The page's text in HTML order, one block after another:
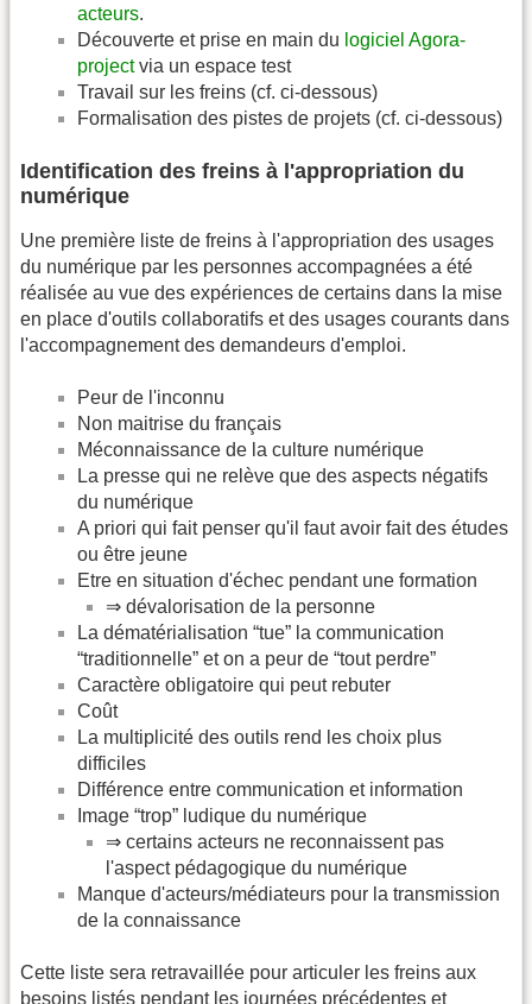
acteurs.
Découverte et prise en main du logiciel Agora-
projectvia un espace test
Travail sur les freins (cf. ci-dessous)
Formalisation des pistes de projets (cf. ci-dessous)
Identification des freins à l'appropriation du
numérique
Une première liste de freins à l'appropriation des usages
du numérique par les personnes accompagnées a été
réalisée au vue des expériences de certains dans la mise
en place d'outils collaboratifs et des usages courants dans
l'accompagnement des demandeurs d'emploi.
Peur de l'inconnu
Non maitrise du français
Méconnaissance de la culture numérique
La presse qui ne relève que des aspects négatifs
du numérique
A priori qui fait penser qu'il faut avoir fait des études
ou être jeune
Etre en situation d'échec pendant une formation
⇒ dévalorisation de la personne
La dématérialisation “tue” la communication
“traditionnelle” et on a peur de “tout perdre”
Caractère obligatoire qui peut rebuter
Coût
La multiplicité des outils rend les choix plus
difficiles
Différence entre communication et information
Image “trop” ludique du numérique
⇒ certains acteurs ne reconnaissent pas
l'aspect pédagogique du numérique
Manque d'acteurs/médiateurs pour la transmission
de la connaissance
Cette liste sera retravaillée pour articuler les freins aux
besoins listés pendant les journées précédentes et